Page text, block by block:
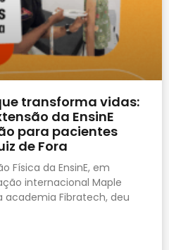
transforma vidas:
da EnsinE
para pacientes
de Fora
Física da EnsinE, em
internacional Maple
academia Fibratech, deu